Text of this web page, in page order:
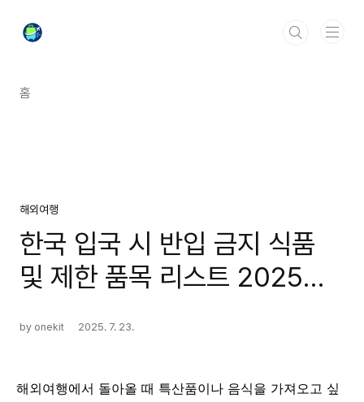
홈
해외여행
한국 입국 시 반입 금지 식품
및 제한 품목 리스트 2025년
by onekit 2025. 7. 23.
해외여행에서 돌아올 때 특산품이나 음식을 가져오고 싶